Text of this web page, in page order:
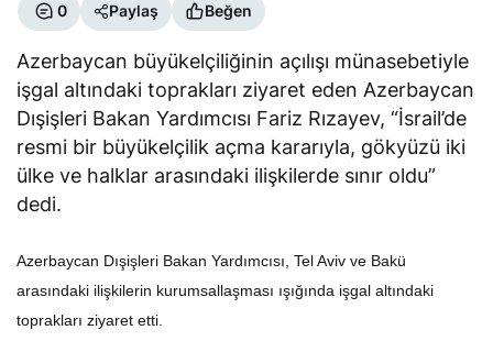
0 Paylaş Beğen
Azerbaycan büyükelçiliğinin açılışı münasebetiyle
işgal altındaki toprakları ziyaret eden Azerbaycan
Dışişleri Bakan Yardımcısı Fariz Rızayev, “İsrail’de
resmi bir büyükelçilik açma kararıyla, gökyüzü iki
ülke ve halklar arasındaki ilişkilerde sınır oldu”
dedi.
Azerbaycan Dışişleri Bakan Yardımcısı, Tel Aviv ve Bakü
arasındaki ilişkilerin kurumsallaşması ışığında işgal altındaki
toprakları ziyaret etti.